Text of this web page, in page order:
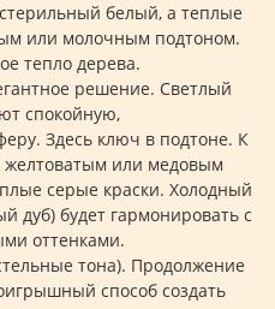
белый, а теплые
или молочным подтоном.
тепло дерева.
решение. Светлый
спокойную,
Здесь ключ в подтоне. К
желтоватым или медовым
серые краски. Холодный
дуб) будет гармонировать с
оттенками.
тона). Продолжение
способ создать